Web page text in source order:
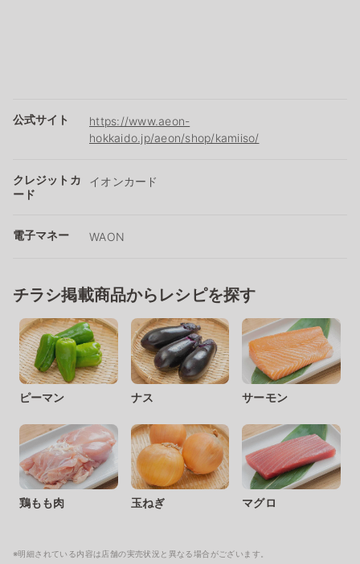
公式サイト
https://www.aeon-
hokkaido.jp/aeon/shop/kamiiso/
クレジットカ
ード
イオンカード
電子マネー WAON
チラシ掲載商品からレシピを探す
ピーマン ナス サーモン
鶏もも肉 玉ねぎ マグロ
※明細されている内容は店舗の実売状況と異なる場合がございます。